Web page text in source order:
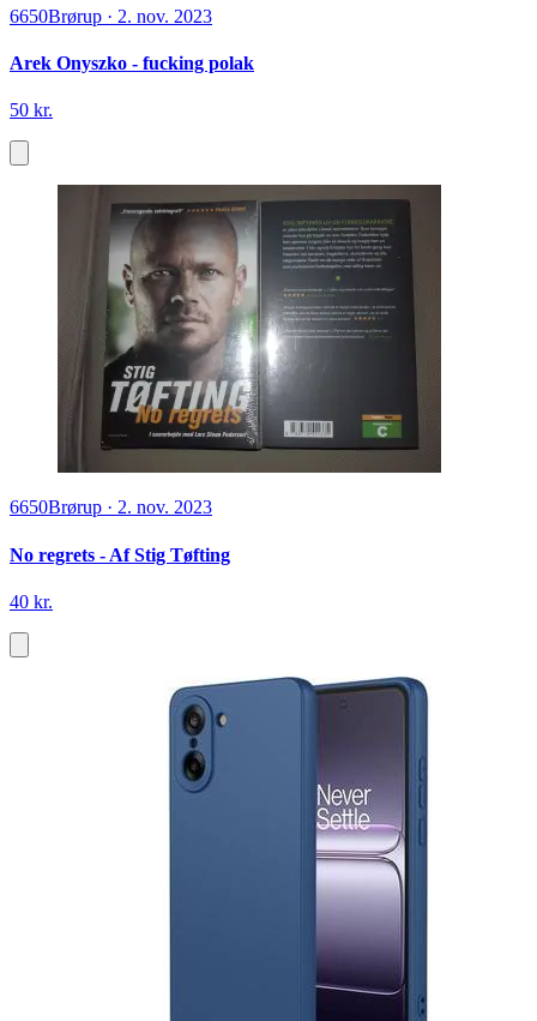
6650Brørup · 2. nov. 2023
Arek Onyszko - fucking polak
50 kr.
6650Brørup · 2. nov. 2023
No regrets - Af Stig Tøfting
40 kr.